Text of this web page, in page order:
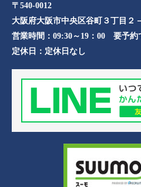
〒540-0012
大阪府大阪市中央区谷町３丁目２
営業時間： 09:30～19：00 要予約
定休日： 定休日なし